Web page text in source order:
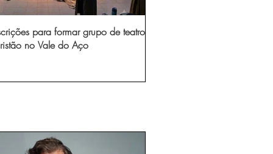
para formar grupo de teatro
no Vale do Aço